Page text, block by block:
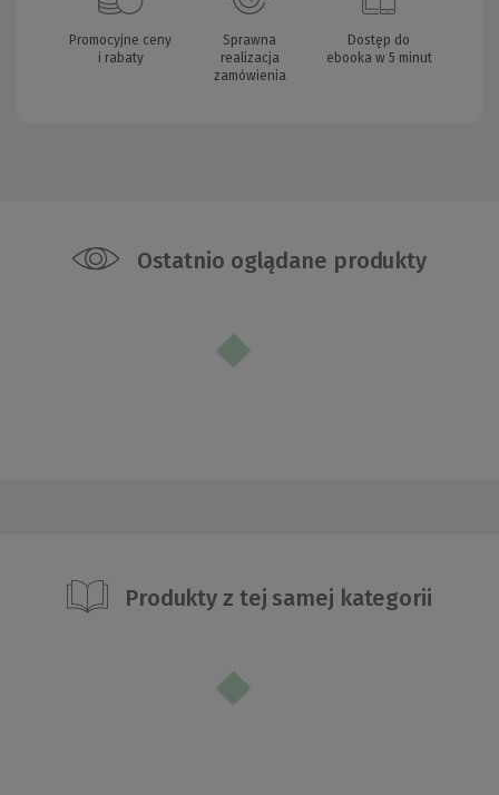
Promocyjne ceny
i rabaty
Sprawna
realizacja
zamówienia
Dostęp do
ebooka w 5 minut
Ostatnio oglądane produkty
Produkty z tej samej kategorii